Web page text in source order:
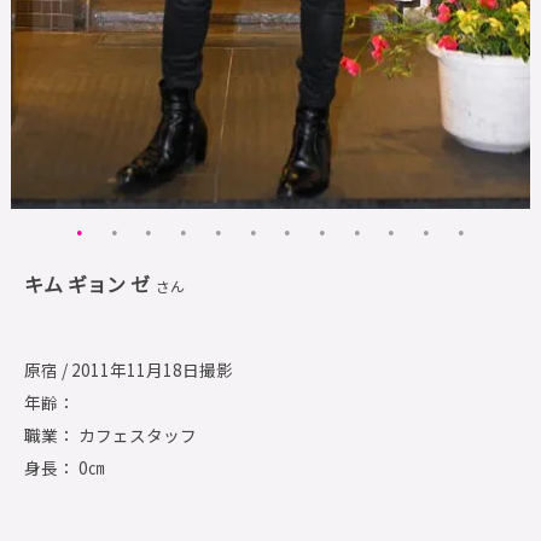
キム ギョン ゼ さん
原宿 / 2011年11月18日撮影
年齢：
職業： カフェスタッフ
身長： 0㎝